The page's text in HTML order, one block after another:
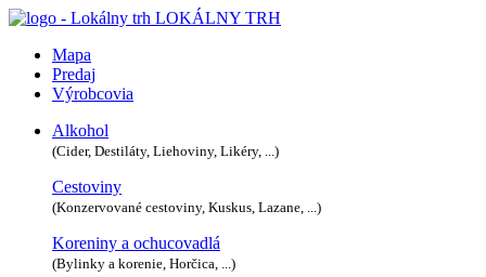
LOKÁLNY TRH
Mapa
Predaj
Výrobcovia
Alkohol
(Cider, Destiláty, Liehoviny, Likéry, ...)
Cestoviny
(Konzervované cestoviny, Kuskus, Lazane, ...)
Koreniny a ochucovadlá
(Bylinky a korenie, Horčica, ...)